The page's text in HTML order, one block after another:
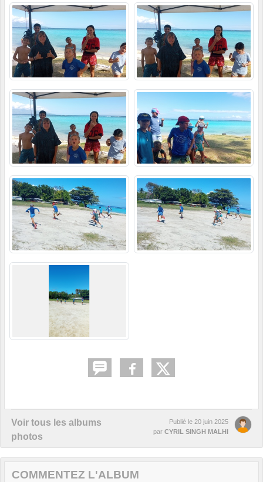
Voir tous les albums
photos
Publié le 20 juin 2025
par CYRIL SINGH MALHI
COMMENTEZ L'ALBUM